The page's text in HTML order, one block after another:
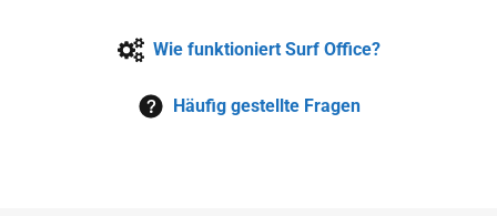
Wie funktioniert Surf Office?
Häufig gestellte Fragen